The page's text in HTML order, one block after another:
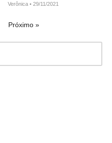
Verônica 29/11/2021
Próximo »